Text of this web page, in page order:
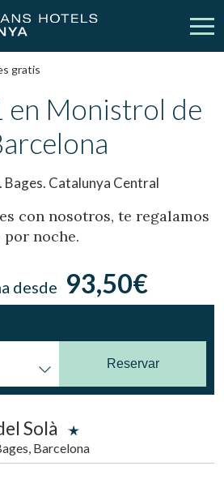
Escapadas
Empresas
Descubre Catalunya
Mi reserva
person Crear cuenta
ES EN FR
gratis
en Monistrol de
Catalunya Central
con nosotros, te regalamos
por noche.
desde 93,50€
Reservar
Solà
Barcelona